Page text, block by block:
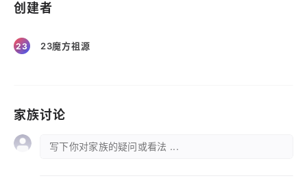
创建者
23 23魔方祖源
家族讨论
写下你对家族的疑问或看法 ...